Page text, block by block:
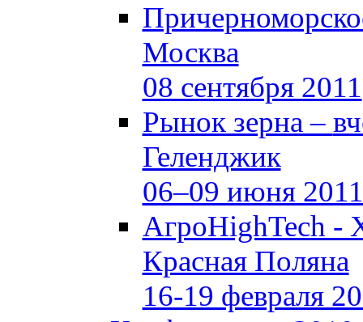
Москва
08 сентября 2011
Рынок зерна –
Геленджик
06–09 июня 2011
АгроHighTech -
Красная Поляна
16-19 февраля